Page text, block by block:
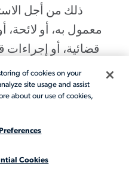
ذلك من أجل
معمول به، أو لائحة،
قضائية، أو إجراءات
بما في ذلك الكشف عنها
العامة لتلبية
القانون. كما يحق
الشخصية عندما
of cookies on your
site usage and assist
about our use of cookies,
Cookies